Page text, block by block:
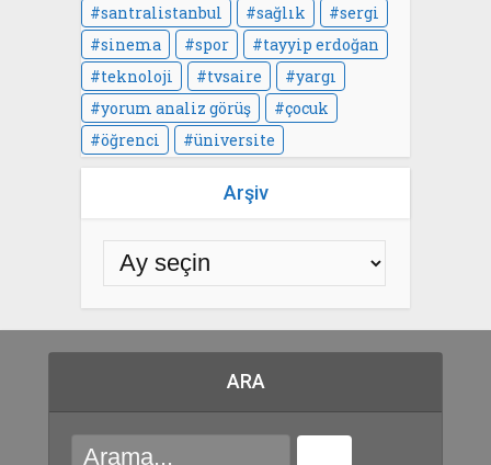
santralistanbul
sağlık
sergi
sinema
spor
tayyip erdoğan
teknoloji
tvsaire
yargı
yorum analiz görüş
çocuk
öğrenci
üniversite
Arşiv
ARA